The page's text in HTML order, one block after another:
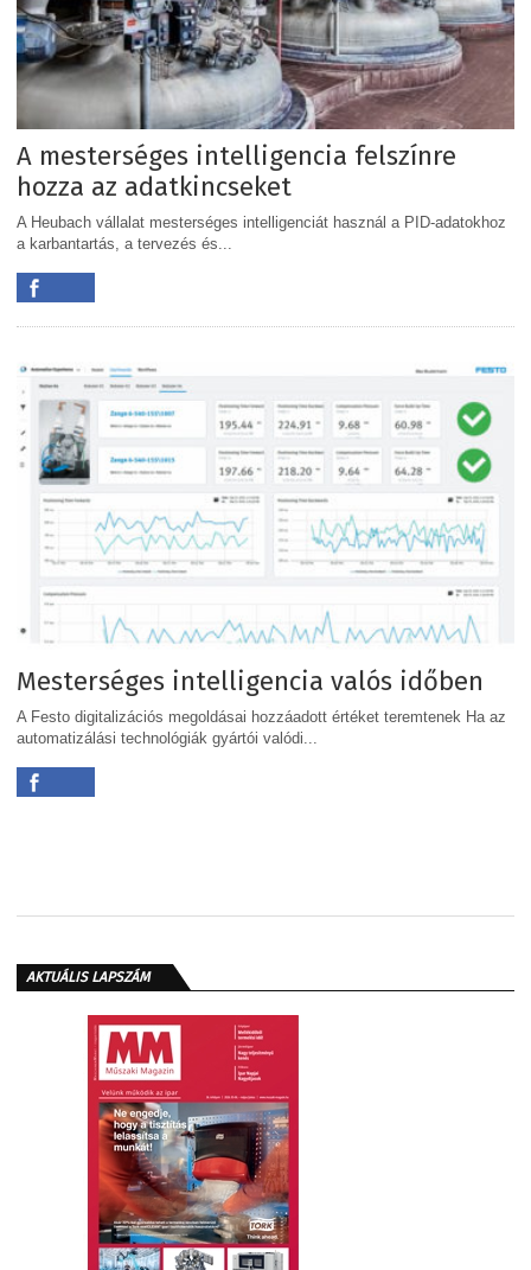
A mesterséges intelligencia felszínre
hozza az adatkincseket
A Heubach vállalat mesterséges intelligenciát használ a PID-adatokhoz
a karbantartás, a tervezés és...
Mesterséges intelligencia valós időben
A Festo digitalizációs megoldásai hozzáadott értéket teremtenek Ha az
automatizálási technológiák gyártói valódi...
AKTUÁLIS LAPSZÁM